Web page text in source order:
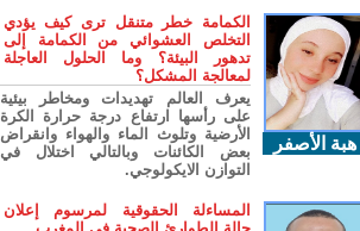
هبة الأصفر
الكمامة خطر متنقل ترى كيف يؤدي
التخلص العشوائي من الكمامة إلى
تدهور البيئة؟ وما الحلول العاجلة
لمعالجة المشكل؟
يعرف العالم تهديدات ومخاطر بيئية
على رأسها ارتفاع درجة حرارة الكرة
الأرضية وتلوث الماء والهواء وانقراض
بعض الكائنات وبالتالي اختلال في
التوازن الايكولوجي.
المساءلة الحقوقية لمرسوم إعلان